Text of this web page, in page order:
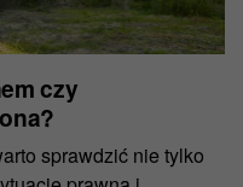
czy
sprawdzić nie tylko